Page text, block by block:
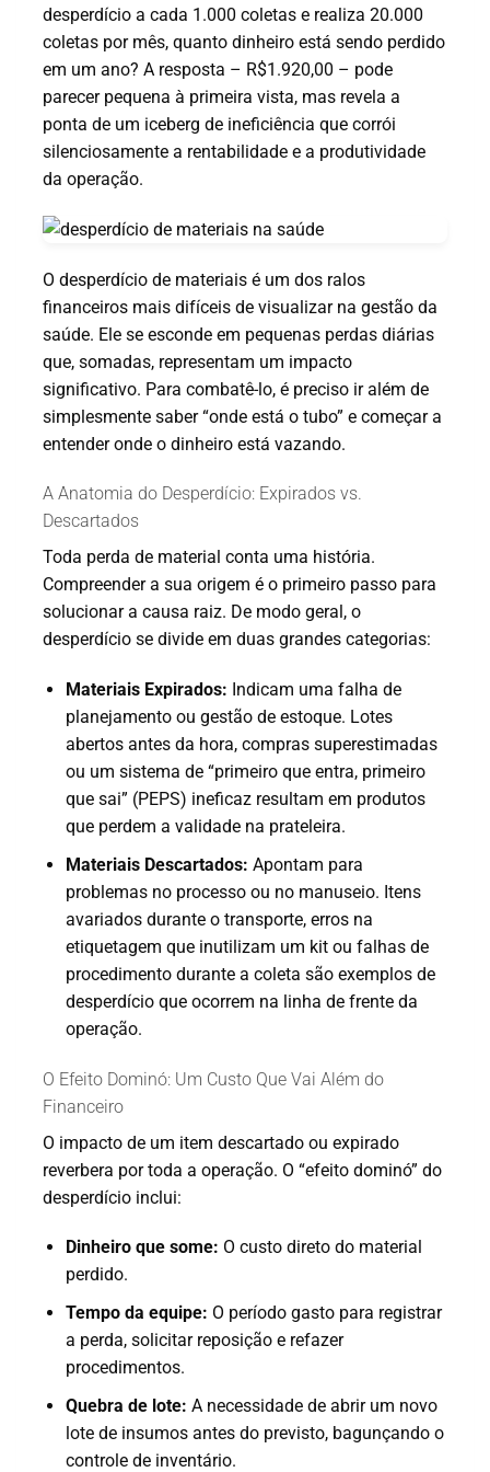
desperdício a cada 1.000 coletas e realiza 20.000
coletas por mês, quanto dinheiro está sendo perdido
em um ano? A resposta – R$1.920,00 – pode
parecer pequena à primeira vista, mas revela a
ponta de um iceberg de ineficiência que corrói
silenciosamente a rentabilidade e a produtividade
da operação.
O desperdício de materiais é um dos ralos
financeiros mais difíceis de visualizar na gestão da
saúde. Ele se esconde em pequenas perdas diárias
que, somadas, representam um impacto
significativo. Para combatê-lo, é preciso ir além de
simplesmente saber “onde está o tubo” e começar a
entender onde o dinheiro está vazando.
A Anatomia do Desperdício: Expirados vs.
Descartados
Toda perda de material conta uma história.
Compreender a sua origem é o primeiro passo para
solucionar a causa raiz. De modo geral, o
desperdício se divide em duas grandes categorias:
Materiais Expirados: Indicam uma falha de
planejamento ou gestão de estoque. Lotes
abertos antes da hora, compras superestimadas
ou um sistema de “primeiro que entra, primeiro
que sai” (PEPS) ineficaz resultam em produtos
que perdem a validade na prateleira.
Materiais Descartados: Apontam para
problemas no processo ou no manuseio. Itens
avariados durante o transporte, erros na
etiquetagem que inutilizam um kit ou falhas de
procedimento durante a coleta são exemplos de
desperdício que ocorrem na linha de frente da
operação.
O Efeito Dominó: Um Custo Que Vai Além do
Financeiro
O impacto de um item descartado ou expirado
reverbera por toda a operação. O “efeito dominó” do
desperdício inclui:
Dinheiro que some: O custo direto do material
perdido.
Tempo da equipe: O período gasto para registrar
a perda, solicitar reposição e refazer
procedimentos.
Quebra de lote: A necessidade de abrir um novo
lote de insumos antes do previsto, bagunçando o
controle de inventário.